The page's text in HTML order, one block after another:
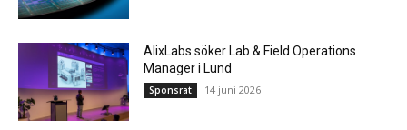
AlixLabs söker Lab & Field Operations
Manager i Lund
Sponsrat 14 juni 2026